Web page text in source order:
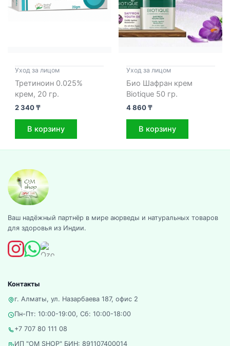
Уход за лицом
Третиноин 0.025%
крем, 20 гр.
2 340₸
В корзину
Уход за лицом
Био Шафран крем
Biotique 50 гр.
4 860₸
В корзину
Ваш надёжный партнёр в мире аюрведы и натуральных товаров
для здоровья из Индии.
Контакты
г. Алматы, ул. Назарбаева 187, офис 2
Пн-Пт: 10:00-19:00, Сб: 10:00-18:00
+7 707 80 111 08
ИП "OM SHOP" БИН: 891107400014